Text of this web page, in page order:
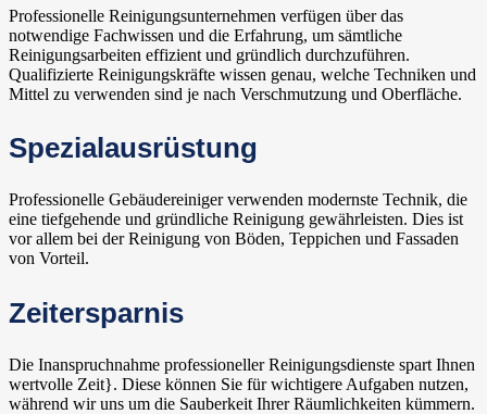
Professionelle Reinigungsunternehmen verfügen über das
notwendige Fachwissen und die Erfahrung, um sämtliche
Reinigungsarbeiten effizient und gründlich durchzuführen.
Qualifizierte Reinigungskräfte wissen genau, welche Techniken und
Mittel zu verwenden sind je nach Verschmutzung und Oberfläche.
Spezialausrüstung
Professionelle Gebäudereiniger verwenden modernste Technik, die
eine tiefgehende und gründliche Reinigung gewährleisten. Dies ist
vor allem bei der Reinigung von Böden, Teppichen und Fassaden
von Vorteil.
Zeitersparnis
Die Inanspruchnahme professioneller Reinigungsdienste spart Ihnen
wertvolle Zeit}. Diese können Sie für wichtigere Aufgaben nutzen,
während wir uns um die Sauberkeit Ihrer Räumlichkeiten kümmern.